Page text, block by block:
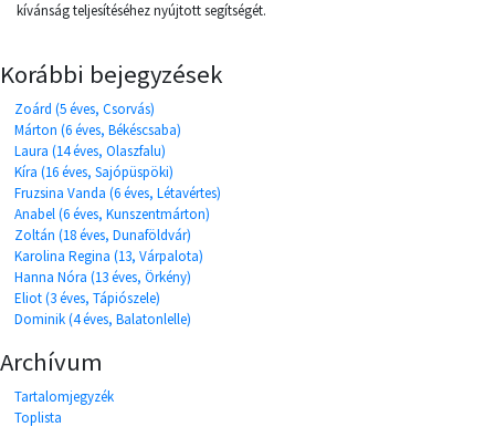
kívánság teljesítéséhez nyújtott segítségét.
Korábbi bejegyzések
Zoárd (5 éves, Csorvás)
Márton (6 éves, Békéscsaba)
Laura (14 éves, Olaszfalu)
Kíra (16 éves, Sajópüspöki)
Fruzsina Vanda (6 éves, Létavértes)
Anabel (6 éves, Kunszentmárton)
Zoltán (18 éves, Dunaföldvár)
Karolina Regina (13, Várpalota)
Hanna Nóra (13 éves, Örkény)
Eliot (3 éves, Tápiószele)
Dominik (4 éves, Balatonlelle)
Archívum
Tartalomjegyzék
Toplista